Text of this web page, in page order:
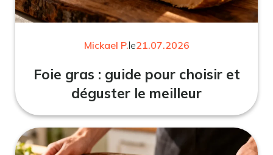
Mickael P.le21.07.2026
Foie gras : guide pour choisir et
déguster le meilleur